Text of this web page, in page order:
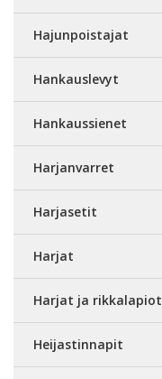
Hajunpoistajat
Hankauslevyt
Hankaussienet
Harjanvarret
Harjasetit
Harjat
Harjat ja rikkalapiot
Heijastinnapit